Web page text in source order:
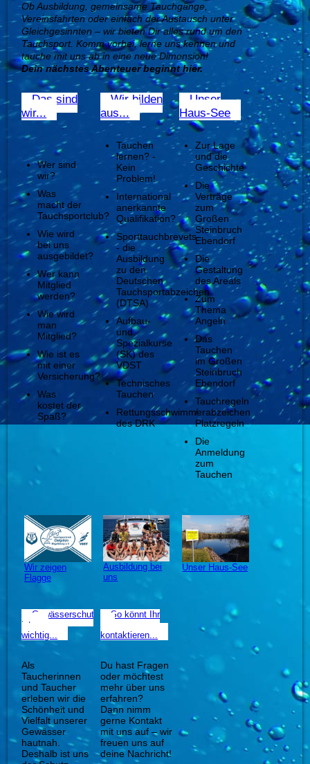
Ob Ausbildung, gemeinsame Tauchgänge,
Vereinsfahrten oder einfach der Austausch unter
Gleichgesinnten – wir bieten Dir alles rund um den
Tauchsport. Komm vorbei, lerne uns kennen und
tauche mit uns ab in eine neue Dimension!
Dein nächstes Abenteuer beginnt hier.
Das sind
wir...
Wer sind
wir?
Was
macht der
Tauchsportclub?
Wie wird
bei uns
ausgebildet?
Wer kann
Mitglied
werden?
Wie wird
man
Mitglied?
Wie ist es
mit einer
Versicherung?
Was
kostet der
Spaß?
Wir bilden
aus...
Tauchen
lernen? -
Kein
Problem!
International
anerkannte
Qualifikation?
Sporttauchbrevets
- die
Ausbildung
zu den
Deutschen
Tauchsportabzeichen
(DTSA)
Aufbau-
und
Spezialkurse
(SK) des
VDST
Technisches
Tauchen
Rettungsschwimmerabzeichen
des DRK
Unser
Haus-See
Zur Lage
und die
Geschichte
Die
Verträge
zum
Großen
Steinbruch
Ebendorf
Die
Gestaltung
des Areals
Zum
Thema
Angeln
Das
Tauchen
im Großen
Steinbruch
Ebendorf
Tauchregeln
/
Platzregeln
Die
Anmeldung
zum
Tauchen
Wir zeigen
Flagge
Ausbildung bei
uns
Unser Haus-See
Gewässerschutz
ist uns
wichtig...
Als
Taucherinnen
und Taucher
erleben wir die
Schönheit und
Vielfalt unserer
Gewässer
hautnah.
Deshalb ist uns
So könnt Ihr
kontaktieren...
Du hast Fragen
oder möchtest
mehr über uns
erfahren?
Dann nimm
gerne Kontakt
mit uns auf – wir
freuen uns auf
deine Nachricht!